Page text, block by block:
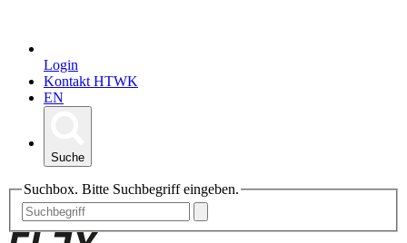
Login
Kontakt HTWK
EN
Suche
Suchbox. Bitte Suchbegriff eingeben.